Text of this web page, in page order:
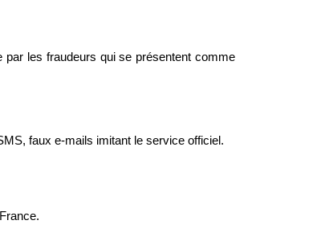
par les fraudeurs qui se présentent comme
faux e-mails imitant le service officiel.